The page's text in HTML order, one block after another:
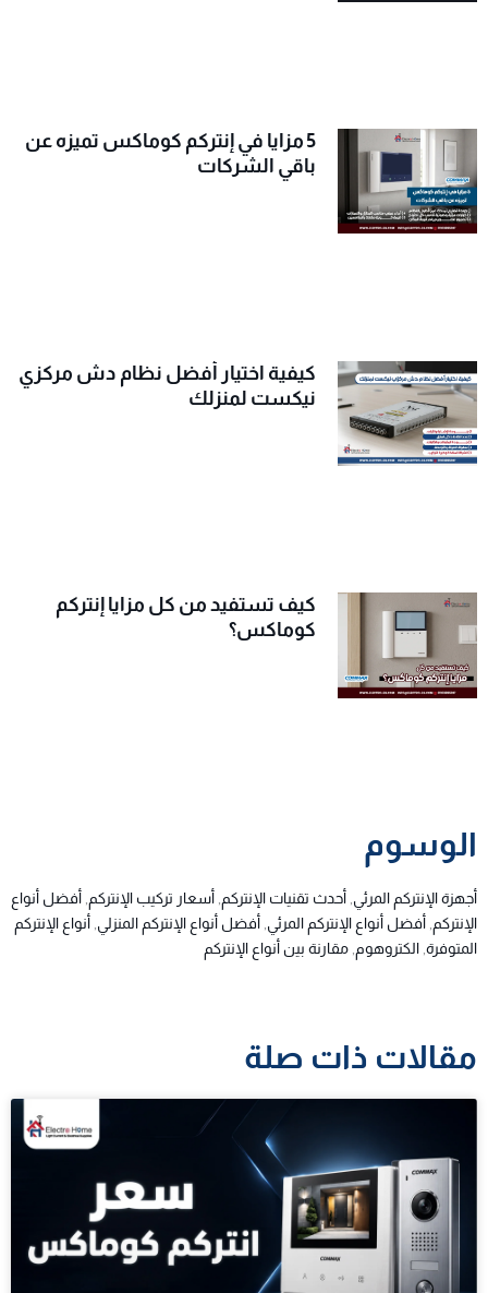
5 مزايا في إنتركم كوماكس تميزه عن
باقي الشركات
كيفية اختيار أفضل نظام دش مركزي
نيكست لمنزلك
كيف تستفيد من كل مزايا إنتركم
كوماكس؟
الوسوم
أجهزة الإنتركم المرئي أحدث تقنيات الإنتركم أسعار تركيب الإنتركم أفضل أنواع
الإنتركم أفضل أنواع الإنتركم المرئي أفضل أنواع الإنتركم المنزلي أنواع الإنتركم
المتوفرة الكتروهوم مقارنة بين أنواع الإنتركم
مقالات ذات صلة